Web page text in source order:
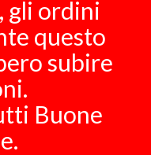
gli ordini
questo
subire
Buone